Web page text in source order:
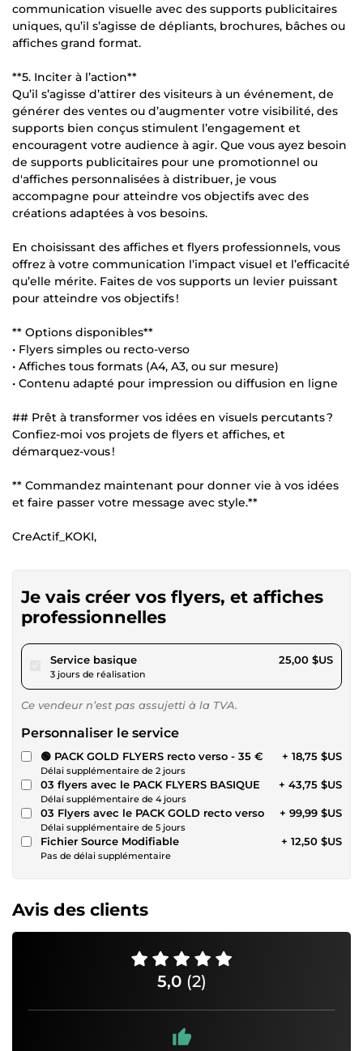
communication visuelle avec des supports publicitaires
uniques, qu’il s’agisse de dépliants, brochures, bâches ou
affiches grand format.
**5. Inciter à l’action**
Qu’il s’agisse d’attirer des visiteurs à un événement, de
générer des ventes ou d’augmenter votre visibilité, des
supports bien conçus stimulent l’engagement et
encouragent votre audience à agir. Que vous ayez besoin
de supports publicitaires pour une promotionnel ou
d'affiches personnalisées à distribuer, je vous
accompagne pour atteindre vos objectifs avec des
créations adaptées à vos besoins.
En choisissant des affiches et flyers professionnels, vous
offrez à votre communication l’impact visuel et l’efficacité
qu’elle mérite. Faites de vos supports un levier puissant
pour atteindre vos objectifs !
** Options disponibles**
• Flyers simples ou recto-verso
• Affiches tous formats (A4, A3, ou sur mesure)
• Contenu adapté pour impression ou diffusion en ligne
## Prêt à transformer vos idées en visuels percutants ?
Confiez-moi vos projets de flyers et affiches, et
démarquez-vous !
** Commandez maintenant pour donner vie à vos idées
et faire passer votre message avec style.**
CreActif_KOKI,
Je vais créer vos flyers, et affiches
professionnelles
Service basiquepour 23,04 $US
3 jours de réalisation
25,00 $US
Ce vendeur n’est pas assujetti à la TVA.
Personnaliser le service
🟢 PACK GOLD FLYERS recto verso - 35 €
Délai supplémentaire de 2 jours
+ 18,75 $US
03 flyers avec le PACK FLYERS BASIQUE
Délai supplémentaire de 4 jours
+ 43,75 $US
03 Flyers avec le PACK GOLD recto verso
Délai supplémentaire de 5 jours
+ 99,99 $US
Fichier Source Modifiable
Pas de délai supplémentaire
+ 12,50 $US
Avis des clients
5,0 (2)